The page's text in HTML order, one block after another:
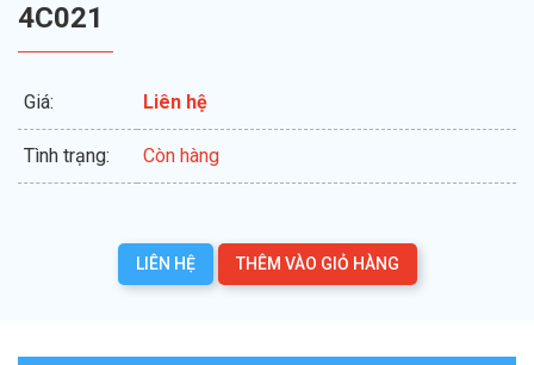
4C021
Giá: Liên hệ
Tình trạng: Còn hàng
LIÊN HỆ THÊM VÀO GIỎ HÀNG